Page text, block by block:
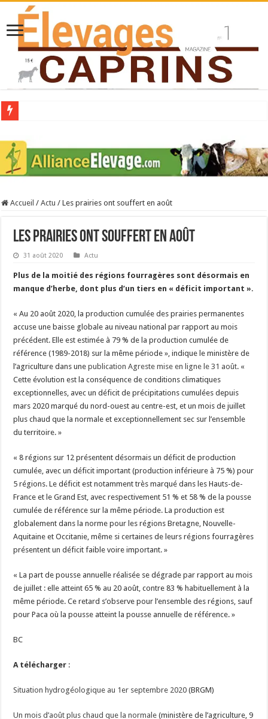
Stress thermique : quelles solutions concrètes pour protéger son troupeau ?
40 ans du Space : une présentation caprine quotidienne
La collecte de lait de chèvre confirme son rebond
Accueil / Actu / Les prairies ont souffert en août
Les prairies ont souffert en août
31 août 2020 Actu
Plus de la moitié des régions fourragères sont désormais en
manque d’herbe, dont plus d’un tiers en « déficit important ».
« Au 20 août 2020, la production cumulée des prairies permanentes
accuse une baisse globale au niveau national par rapport au mois
précédent. Elle est estimée à 79 % de la production cumulée de
référence (1989-2018) sur la même période », indique le ministère de
l’agriculture dans unepublication Agreste mise en ligne le 31 août. «
Cette évolution est la conséquence de conditions climatiques
exceptionnelles, avec un déficit de précipitations cumulées depuis
mars 2020 marqué du nord-ouest au centre-est, et un mois de juillet
plus chaud que la normale et exceptionnellement sec sur l’ensemble
du territoire. »
« 8 régions sur 12 présentent désormais un déficit de production
cumulée, avec un déficit important (production inférieure à 75 %) pour
5 régions. Le déficit est notamment très marqué dans les Hauts-de-
France et le Grand Est, avec respectivement 51 % et 58 % de la pousse
cumulée de référence sur la même période. La production est
globalement dans la norme pour les régions Bretagne, Nouvelle-
Aquitaine et Occitanie, même si certaines de leurs régions fourragères
présentent un déficit faible voire important. »
« La part de pousse annuelle réalisée se dégrade par rapport au mois
de juillet : elle atteint 65 % au 20 août, contre 83 % habituellement à la
même période. Ce retard s’observe pour l’ensemble des régions, sauf
pour Paca où la pousse atteint la pousse annuelle de référence. »
BC
A télécharger :
Situation hydrogéologique au 1er septembre 2020 (BRGM)
Un mois d’août plus chaud que la normale (ministère de l’agriculture, 9